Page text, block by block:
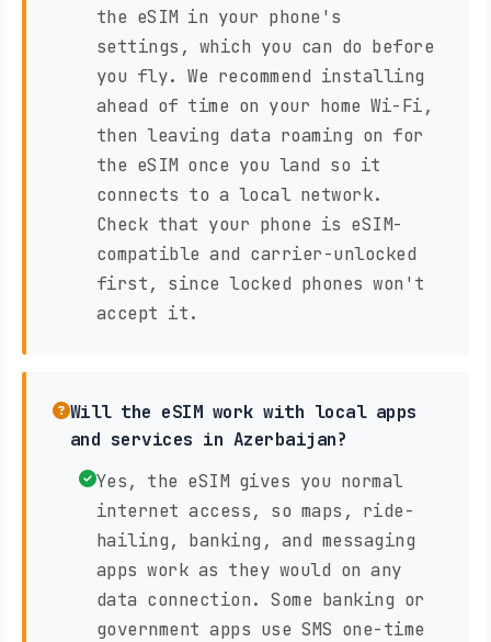
the eSIM in your phone's
settings, which you can do before
you fly. We recommend installing
ahead of time on your home Wi-Fi,
then leaving data roaming on for
the eSIM once you land so it
connects to a local network.
Check that your phone is eSIM-
compatible and carrier-unlocked
first, since locked phones won't
accept it.
Will the eSIM work with local apps
and services in Azerbaijan?
Yes, the eSIM gives you normal
internet access, so maps, ride-
hailing, banking, and messaging
apps work as they would on any
data connection. Some banking or
government apps use SMS one-time